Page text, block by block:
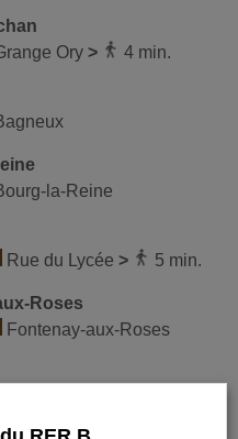
Ory> 4 min.
la-Reine
Rue du Lycée > 5 min.
Roses
Fontenay-aux-Roses